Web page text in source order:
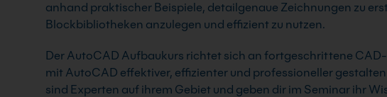
anhand praktischer Beispiele, detailgenaue Zeichnungen zu
Blockbibliotheken anzulegen und effizient zu nutzen.
Der AutoCAD Aufbaukurs richtet sich an fortgeschrittene
mit AutoCAD effektiver, effizienter und professioneller
sind Experten auf ihrem Gebiet und geben dir im Seminar ihr